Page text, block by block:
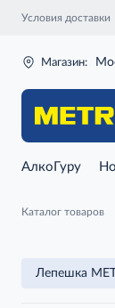
Условия доставки
Магазин:
АлкоГуру
Каталог товаров
Лепешка